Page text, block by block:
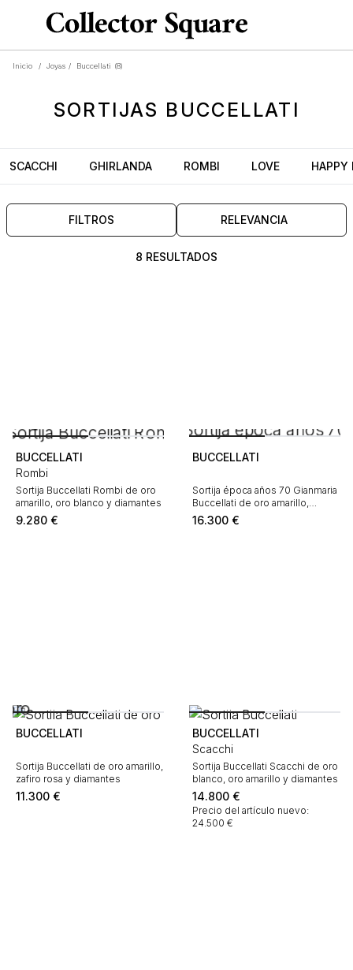
Inicio / Joyas / Buccellati (8)
SORTIJAS BUCCELLATI
SCACCHI GHIRLANDA ROMBI LOVE HAPPY
FILTROS RELEVANCIA
8 RESULTADOS
BUCCELLATI
Rombi
Sortija Buccellati Rombi de oro
amarillo, oro blanco y diamantes
9.280 €
BUCCELLATI
Sortija época años 70 Gianmaria
Buccellati de oro amarillo,
diamantes y rubí
16.300 €
BUCCELLATI
Sortija Buccellati de oro amarillo,
zafiro rosa y diamantes
11.300 €
BUCCELLATI
Scacchi
Sortija Buccellati Scacchi de oro
blanco, oro amarillo y diamantes
14.800 €
Precio del artículo nuevo:
24.500 €